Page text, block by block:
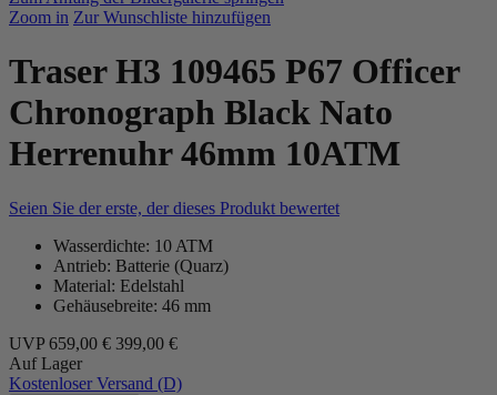
Zoom in Zur Wunschliste hinzufügen
Traser H3 109465 P67 Officer
Chronograph Black Nato
Herrenuhr 46mm 10ATM
Seien Sie der erste, der dieses Produkt bewertet
Wasserdichte: 10 ATM
Antrieb: Batterie (Quarz)
Material: Edelstahl
Gehäusebreite: 46 mm
UVP 659,00 € 399,00 €
Auf Lager
Kostenloser Versand (D)